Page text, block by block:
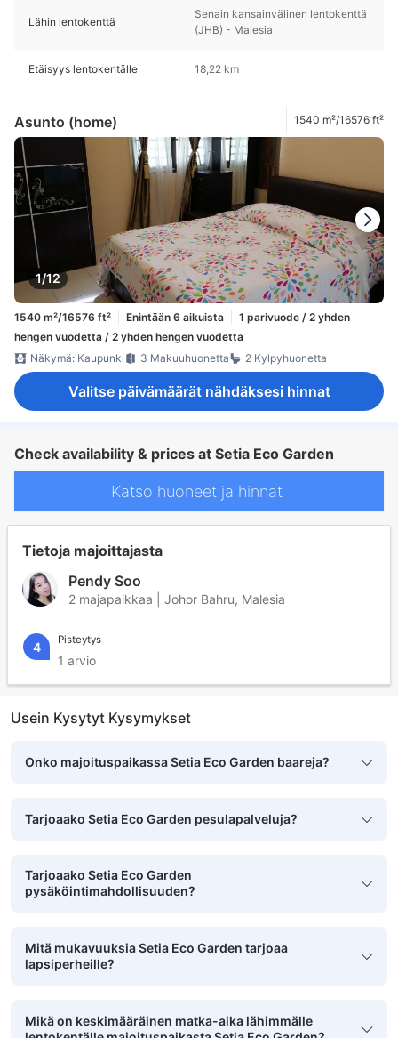
Lähin lentokenttä
Senain kansainvälinen lentokenttä
(JHB) - Malesia
Etäisyys lentokentälle 18,22 km
Asunto (home) 1540 m²/16576 ft²
1/12
1540 m²/16576 ft² Enintään 6 aikuista
1 parivuode / 2 yhden
hengen vuodetta / 2 yhden hengen vuodetta
Näkymä: Kaupunki
3 Makuuhuonetta 2 Kylpyhuonetta
Valitse päivämäärät nähdäksesi hinnat
Check availability & prices at Setia Eco Garden
Katso huoneet ja hinnat
Tietoja majoittajasta
Pendy Soo
2 majapaikkaa | Johor Bahru, Malesia
4 Pisteytys
1 arvio
Usein Kysytyt Kysymykset
Onko majoituspaikassa Setia Eco Garden baareja?
Tarjoaako Setia Eco Garden pesulapalveluja?
Tarjoaako Setia Eco Garden
pysäköintimahdollisuuden?
Mitä mukavuuksia Setia Eco Garden tarjoaa
lapsiperheille?
Mikä on keskimääräinen matka-aika lähimmälle